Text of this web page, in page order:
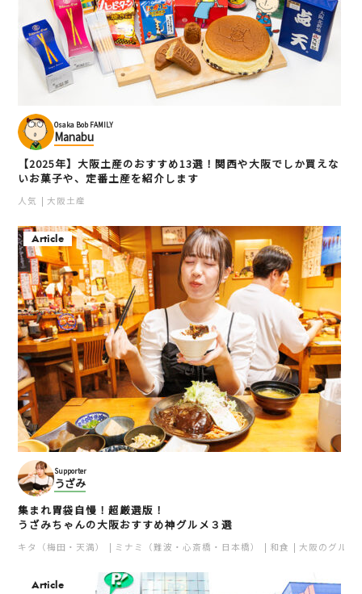
Osaka Bob FAMILY
Manabu
【2025年】大阪土産のおすすめ13選！関西や大阪でしか買えな
いお菓子や、定番土産を紹介します
人気 大阪土産
Article
Supporter
うざみ
集まれ胃袋自慢！超厳選版！
うざみちゃんの大阪おすすめ神グルメ３選
キタ（梅田・天満） ミナミ（難波・心斎橋・日本橋） 和食 大阪のグルメ
Article